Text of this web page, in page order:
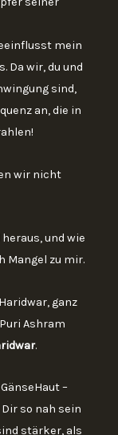
mein
Da wir, du und
sind,
an, die in
wir nicht
und wie
Mangel zu mir.
ganz
Ashram
.
–
so nah sein
stärker, als